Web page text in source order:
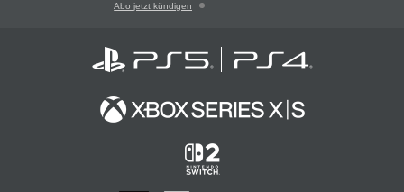
Abo jetzt kündigen